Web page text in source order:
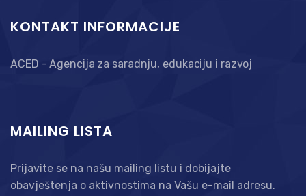
KONTAKT INFORMACIJE
ACED - Agencija za saradnju, edukaciju i razvoj
MAILING LISTA
Prijavite se na našu mailing listu i dobijajte
obavještenja o aktivnostima na Vašu e-mail adresu.